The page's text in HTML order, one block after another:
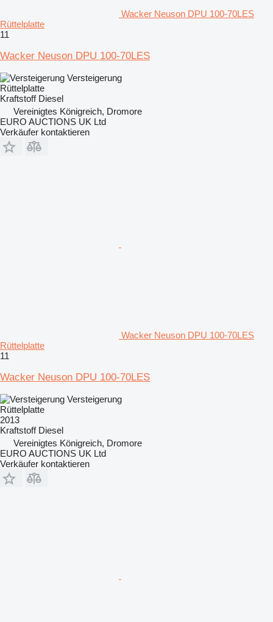
Wacker Neuson DPU 100-70LES
Rüttelplatte
11
Wacker Neuson DPU 100-70LES
Versteigerung
Rüttelplatte
Kraftstoff Diesel
Vereinigtes Königreich, Dromore
EURO AUCTIONS UK Ltd
Verkäufer kontaktieren
Wacker Neuson DPU 100-70LES
Rüttelplatte
11
Wacker Neuson DPU 100-70LES
Versteigerung
Rüttelplatte
2013
Kraftstoff Diesel
Vereinigtes Königreich, Dromore
EURO AUCTIONS UK Ltd
Verkäufer kontaktieren